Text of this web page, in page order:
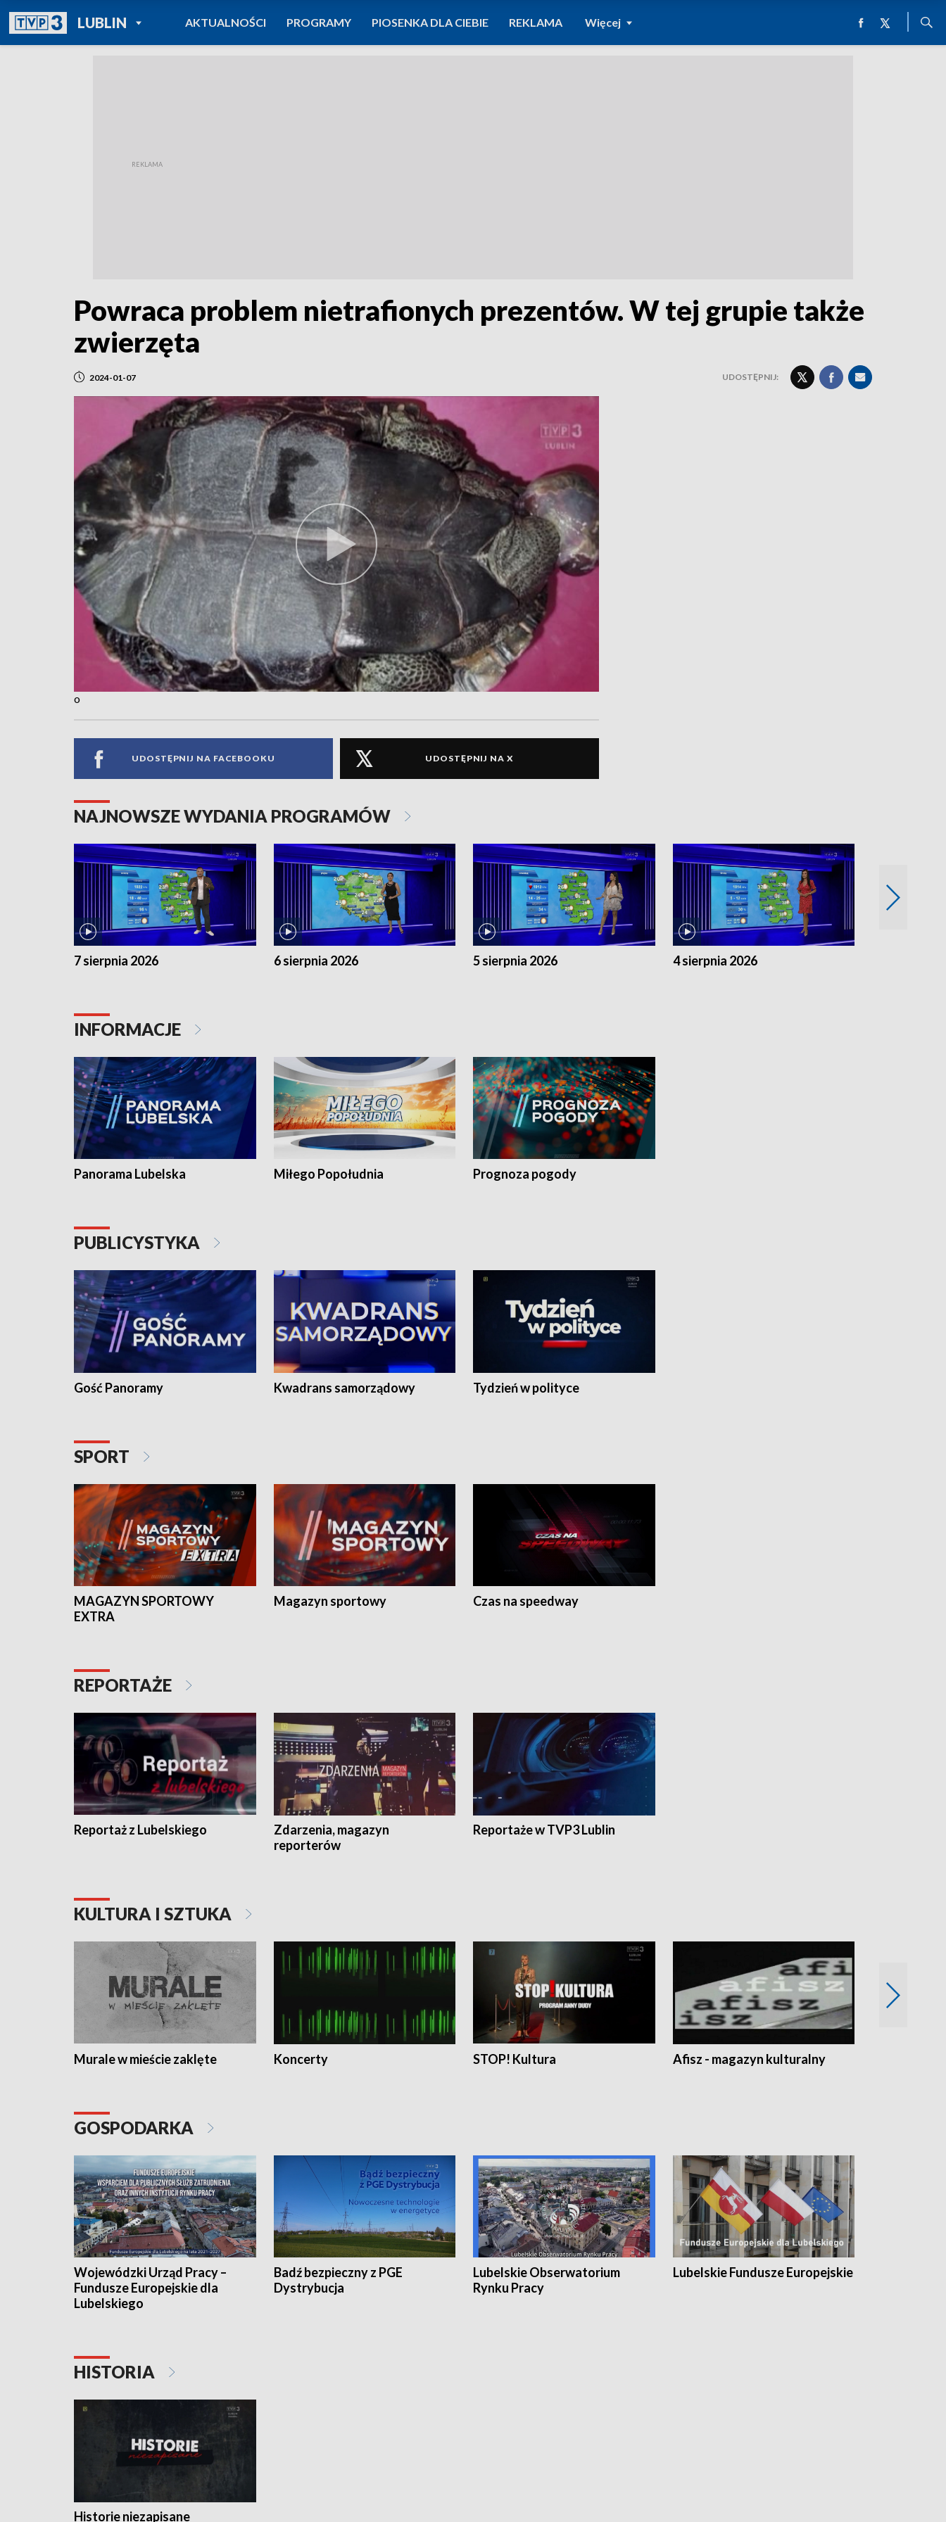
LUBLINPOWRÓT DO
TVP REGIONY
AKTUALNOŚCI PROGRAMY PIOSENKA DLA CIEBIE REKLAMA Więcej
Powraca problem nietrafionych prezentów. W tej grupie także
zwierzęta
2024-01-07 UDOSTĘPNIJ:
o
UDOSTĘPNIJ NA FACEBOOKU UDOSTĘPNIJ NA X
NAJNOWSZE WYDANIA PROGRAMÓW
7 sierpnia 2026 6 sierpnia 2026 5 sierpnia 2026 4 sierpnia 2026
INFORMACJE
Panorama Lubelska Miłego Popołudnia Prognoza pogody
PUBLICYSTYKA
Gość Panoramy Kwadrans samorządowy Tydzień w polityce
SPORT
MAGAZYN SPORTOWY
EXTRA
Magazyn sportowy Czas na speedway
REPORTAŻE
Reportaż z Lubelskiego
Zdarzenia, magazyn
reporterów
Reportaże w TVP3 Lublin
KULTURA I SZTUKA
Murale w mieście zaklęte Koncerty STOP! Kultura Afisz - magazyn kulturalny
GOSPODARKA
Wojewódzki Urząd Pracy –
Fundusze Europejskie dla
Lubelskiego
Badź bezpieczny z PGE
Dystrybucja
Lubelskie Obserwatorium
Rynku Pracy
Lubelskie Fundusze Europejskie
HISTORIA
Historie niezapisane